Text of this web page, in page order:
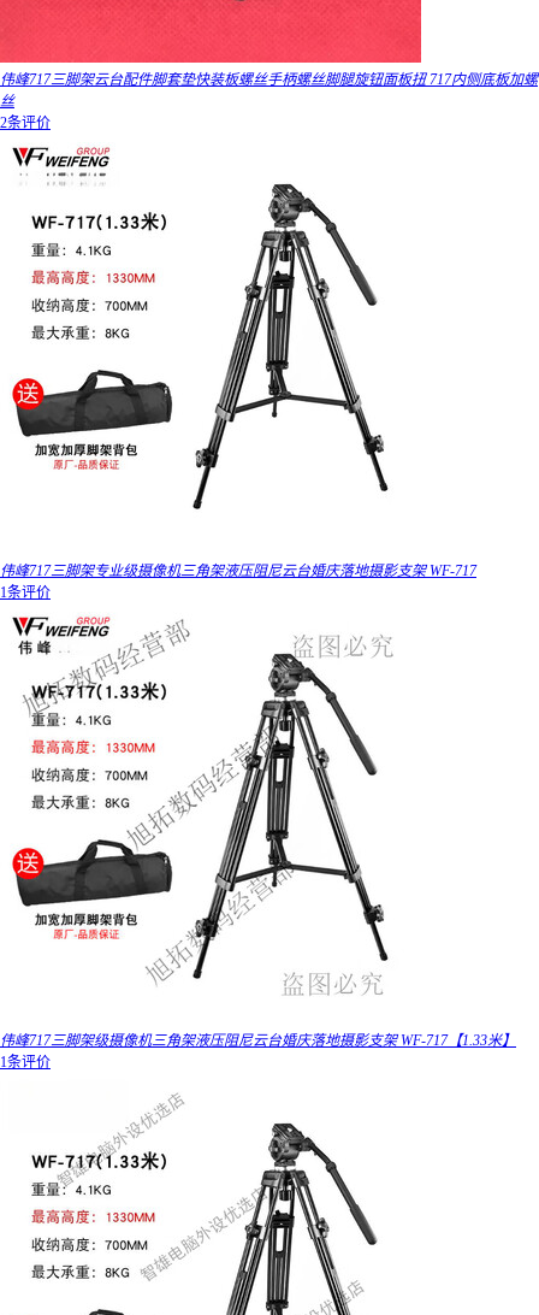
伟峰717三脚架云台配件脚套垫快装板螺丝手柄螺丝脚腿旋钮面板扭 717内侧底板加螺
丝
2条评价
伟峰717三脚架专业级摄像机三角架液压阻尼云台婚庆落地摄影支架 WF-717
1条评价
伟峰717三脚架级摄像机三角架液压阻尼云台婚庆落地摄影支架 WF-717【1.33米】
1条评价